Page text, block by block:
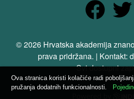
© 2026 Hrvatska akademija
prava pridržana. | Kontakt:
Svi dostupni
Ova stranica koristi kolačiće radi
pružanja dodatnih funkcionalnosti.